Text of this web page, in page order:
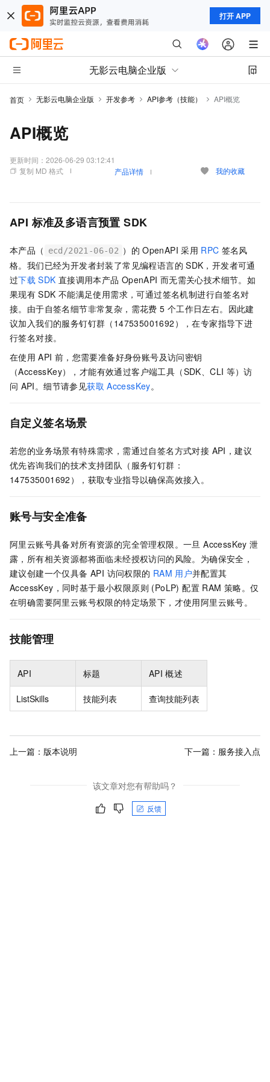
打开 APP
无影云电脑企业版
首页 无影云电脑企业版 开发参考 API参考（技能） API概览
API概览
更新时间： 2026-06-29 03:12:41
复制 MD 格式
产品详情 我的收藏
API 标准及多语言预置 SDK
本产品（ ecd/2021-06-02 ）的 OpenAPI 采用 RPC 签名风
格。我们已经为开发者封装了常见编程语言的 SDK，开发者可通
过下载 SDK 直接调用本产品 OpenAPI 而无需关心技术细节。如
果现有 SDK 不能满足使用需求，可通过签名机制进行自签名对
接。由于自签名细节非常复杂，需花费 5 个工作日左右。因此建
议加入我们的服务钉钉群（147535001692），在专家指导下进
行签名对接。
在使用 API 前，您需要准备好身份账号及访问密钥
（AccessKey），才能有效通过客户端工具（SDK、CLI 等）访
问 API。细节请参见获取 AccessKey。
自定义签名场景
若您的业务场景有特殊需求，需通过自签名方式对接 API，建议
优先咨询我们的技术支持团队（服务钉钉群：
147535001692），获取专业指导以确保高效接入。
账号与安全准备
阿里云账号具备对所有资源的完全管理权限。一旦 AccessKey 泄
露，所有相关资源都将面临未经授权访问的风险。为确保安全，
建议创建一个仅具备 API 访问权限的 RAM 用户并配置其
AccessKey，同时基于最小权限原则 (PoLP) 配置 RAM 策略。仅
在明确需要阿里云账号权限的特定场景下，才使用阿里云账号。
技能管理
API 标题 API 概述
ListSkills 技能列表 查询技能列表
上一篇： 版本说明 下一篇： 服务接入点
该文章对您有帮助吗？
反馈